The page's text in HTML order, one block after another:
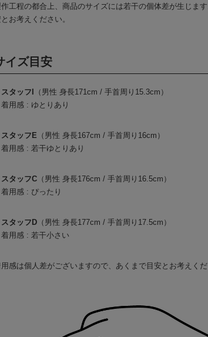
作工程の都合上、商品のサイズには若干の個体差が生じま
お考えください。
イズ目安
スタッフI
（男性 身長171cm / 手首周り15.3cm）
用感 : ゆとりあり
スタッフE （男性 身長167cm / 手首周り16cm）
用感 : 若干ゆとりあり
スタッフC （男性 身長176cm / 手首周り16.5cm）
用感 : ぴったり
スタッフD （男性 身長177cm / 手首周り17.5cm）
用感 : 若干小さい
感は個人差がございますので、あくまで目安とお考えくだ